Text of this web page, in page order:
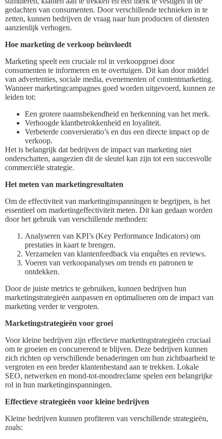
gedachten van consumenten. Door verschillende technieken in te
zetten, kunnen bedrijven de vraag naar hun producten of diensten
aanzienlijk verhogen.
Hoe marketing de verkoop beïnvloedt
Marketing speelt een cruciale rol in verkoopgroei door
consumenten te informeren en te overtuigen. Dit kan door middel
van advertenties, sociale media, evenementen of contentmarketing.
Wanneer marketingcampagnes goed worden uitgevoerd, kunnen ze
leiden tot:
Een grotere naamsbekendheid en herkenning van het merk.
Verhoogde klantbetrokkenheid en loyaliteit.
Verbeterde conversieratio’s en dus een directe impact op de
verkoop.
Het is belangrijk dat bedrijven de impact van marketing niet
onderschatten, aangezien dit de sleutel kan zijn tot een succesvolle
commerciële strategie.
Het meten van marketingresultaten
Om de effectiviteit van marketinginspanningen te begrijpen, is het
essentieel om marketingeffectiviteit meten. Dit kan gedaan worden
door het gebruik van verschillende methoden:
Analyseren van KPI’s (Key Performance Indicators) om
prestaties in kaart te brengen.
Verzamelen van klantenfeedback via enquêtes en reviews.
Voeren van verkoopanalyses om trends en patronen te
ontdekken.
Door de juiste metrics te gebruiken, kunnen bedrijven hun
marketingstrategieën aanpassen en optimaliseren om de impact van
marketing verder te vergroten.
Marketingstrategieën voor groei
Voor kleine bedrijven zijn effectieve marketingstrategieën cruciaal
om te groeien en concurrerend te blijven. Deze bedrijven kunnen
zich richten op verschillende benaderingen om hun zichtbaarheid te
vergroten en een breder klantenbestand aan te trekken. Lokale
SEO, netwerken en mond-tot-mondreclame spelen een belangrijke
rol in hun marketinginspanningen.
Effectieve strategieën voor kleine bedrijven
Kleine bedrijven kunnen profiteren van verschillende strategieën,
zoals: